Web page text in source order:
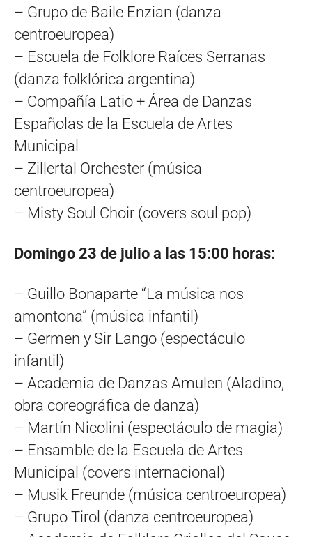
– Grupo de Baile Enzian (danza
centroeuropea)
– Escuela de Folklore Raíces Serranas
(danza folklórica argentina)
– Compañía Latio + Área de Danzas
Españolas de la Escuela de Artes
Municipal
– Zillertal Orchester (música
centroeuropea)
– Misty Soul Choir (covers soul pop)
Domingo 23 de julio a las 15:00 horas:
– Guillo Bonaparte “La música nos
amontona” (música infantil)
– Germen y Sir Lango (espectáculo
infantil)
– Academia de Danzas Amulen (Aladino,
obra coreográfica de danza)
– Martín Nicolini (espectáculo de magia)
– Ensamble de la Escuela de Artes
Municipal (covers internacional)
– Musik Freunde (música centroeuropea)
– Grupo Tirol (danza centroeuropea)